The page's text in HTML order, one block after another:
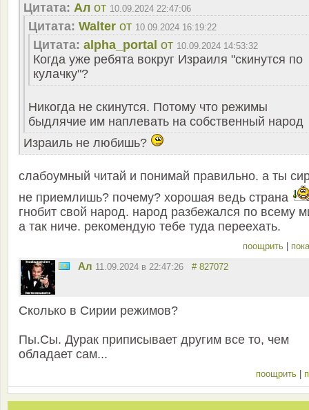
Цитата: Ал от 10.09.2024 22:47:06
Цитата: Walter от 10.09.2024 16:19:22
Цитата: alpha_portal от 10.09.2024 14:53:32
Когда уже ребята вокруг Израиля "скинутся по
кулачку"?
Никогда не скинутся. Потому что режимы
быдлячие им наплевать на собственный народ
Израиль не любишь?
слабоумный читай и понимай правильно. а ты
не приемлишь? почему? хорошая ведь страна
гнобит свой народ. народ разбежался по всему
а так ниче. рекомендую тебе туда переехать.
поощрить
Ал 11.09.2024 в 22:47:26 # 827072
Сколько в Сирии режимов?
Пы.Сы. Дурак приписывает другим все то, чем
обладает сам...
поощрить